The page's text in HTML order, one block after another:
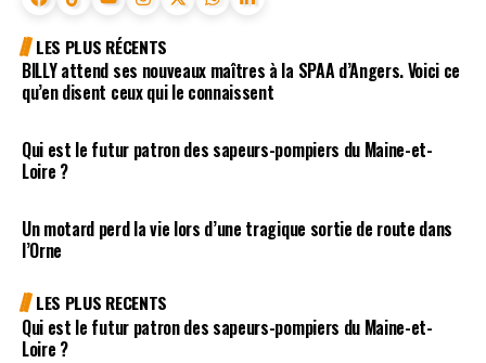
LES PLUS RÉCENTS
BILLY attend ses nouveaux maîtres à la SPAA d’Angers. Voici ce
qu’en disent ceux qui le connaissent
Qui est le futur patron des sapeurs-pompiers du Maine-et-
Loire ?
Un motard perd la vie lors d’une tragique sortie de route dans
l’Orne
LES PLUS RECENTS
Qui est le futur patron des sapeurs-pompiers du Maine-et-
Loire ?